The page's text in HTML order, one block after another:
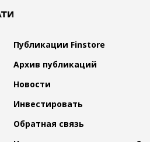
Публикации Finstore
Архив публикаций
Новости
Инвестировать
Обратная связь